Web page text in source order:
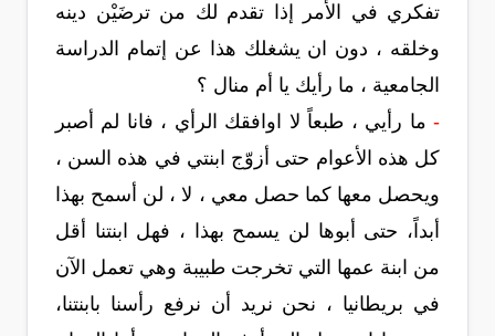
تفكري في الأمر إذا تقدم لك من ترضَيْن دينه
وخلقه ، دون ان يشغلك هذا عن إتمام الدراسة
الجامعية ، ما رأيك يا أم منال ؟
- ما رأيي ، طبعاً لا اوافقك الرأي ، فانا لم أصبر
كل هذه الأعوام حتى أزوّج ابنتي في هذه السن ،
ويحصل معها كما حصل معي ، لا ، لن أسمح بهذا
أبداً، حتى أبوها لن يسمح بهذا ، فهل ابنتنا أقل
من ابنة عمها التي تخرجت طبيبة وهي تعمل الآن
في بريطانيا ، نحن نريد أن نرفع رأسنا بابنتنا،